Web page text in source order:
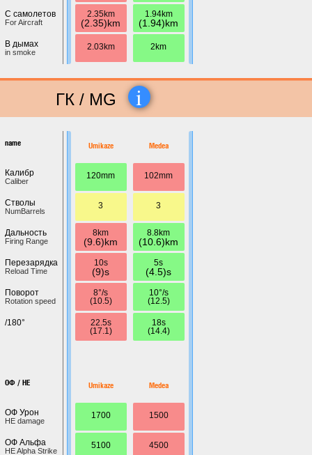
С самолетов
For Aircraft
В дымах
in smoke
2.35km
(2.35)km
2.03km
1.94km
(1.94)km
2km
ГК / MG i
name
Калибр
Caliber
Стволы
NumBarrels
Дальность
Firing Range
Перезарядка
Reload Time
Поворот
Rotation speed
/180°
ОФ / HE
ОФ Урон
HE damage
ОФ Альфа
HE Alpha Strike
Umikaze
120mm
3
8km
(9.6)km
10s
(9)s
8°/s
(10.5)
22.5s
(17.1)
Umikaze
1700
5100
Medea
102mm
3
8.8km
(10.6)km
5s
(4.5)s
10°/s
(12.5)
18s
(14.4)
Medea
1500
4500